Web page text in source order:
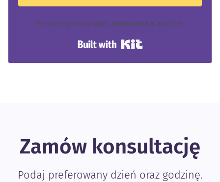
We won't send you spam. Unsubscribe at any time.
Zamów konsultację
Podaj preferowany dzień oraz godzinę.